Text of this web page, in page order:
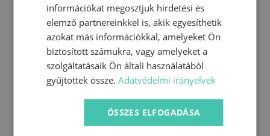
információkat megosztjuk hirdetési és
elemző partnereinkkel is, akik egyesíthetik
azokat más információkkal, amelyeket Ön
biztosított számukra, vagy amelyeket a
szolgáltatásaik Ön általi használatából
gyűjtöttek össze.Adatvédelmi irányelvek
ÖSSZES ELFOGADÁSA